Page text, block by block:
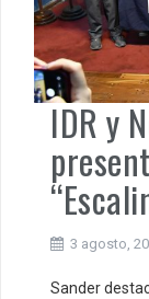
IDR y
3 agosto,
Sander